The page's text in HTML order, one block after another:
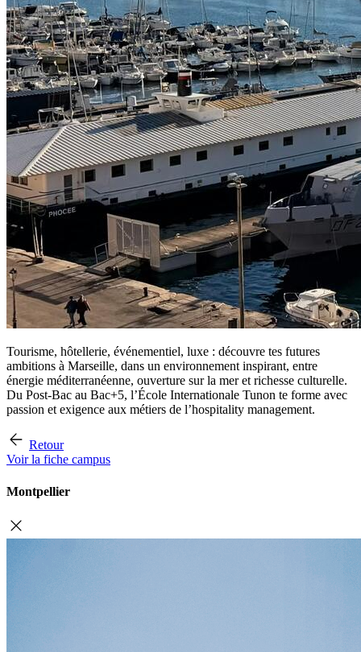
Tourisme, hôtellerie, événementiel, luxe : découvre tes futures
ambitions à Marseille, dans un environnement inspirant, entre
énergie méditerranéenne, ouverture sur la mer et richesse culturelle.
Du Post-Bac au Bac+5, l’École Internationale Tunon te forme avec
passion et exigence aux métiers de l’hospitality management.
Retour
Voir la fiche campus
Montpellier